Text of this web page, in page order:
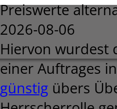
Preiswerte
2026-08-06
Hiervon wurdest
einer Auftrages
günstig übers